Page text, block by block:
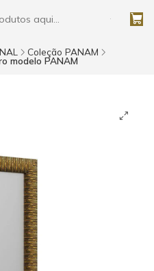
Coleção PANAM
modelo PANAM